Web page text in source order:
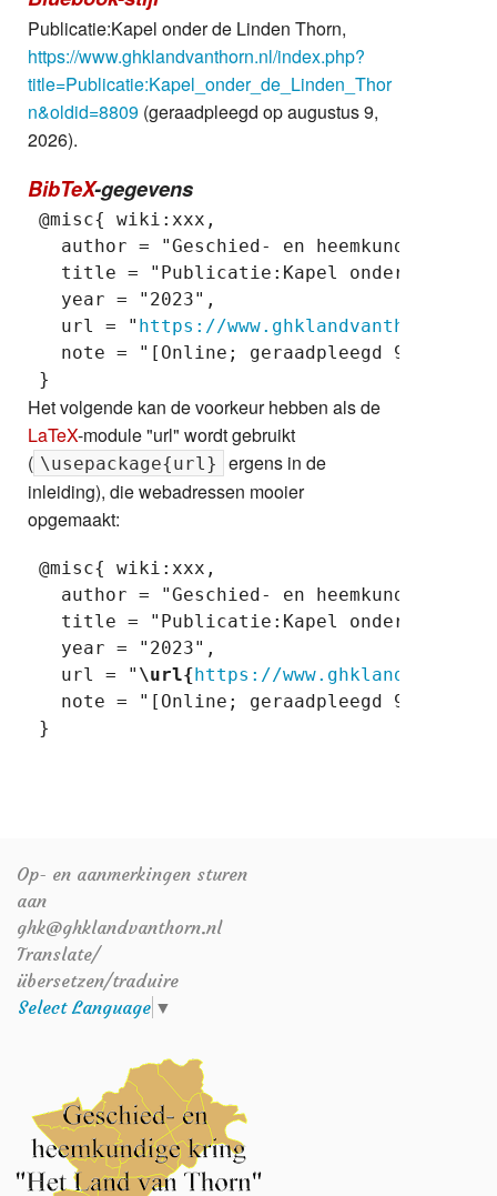
Publicatie:Kapel onder de Linden Thorn,
https://www.ghklandvanthorn.nl/index.php?
title=Publicatie:Kapel_onder_de_Linden_Thor
n&oldid=8809 (geraadpleegd op augustus 9,
2026).
BibTeX-gegevens
@misc{ wiki:xxx,
author = "Geschied- en heemkundige
title = "Publicatie:Kapel onder de
   year = "2023",
   url = "
https://www.ghklandvanthorn.nl/
note = "[Online; geraadpleegd 9-
Het volgende kan de voorkeur hebben als de
LaTeX-module "url" wordt gebruikt
( \usepackage{url}
ergens in de
inleiding), die webadressen mooier
opgemaakt:
@misc{ wiki:xxx,
author = "Geschied- en heemkundige
title = "Publicatie:Kapel onder de
   year = "2023",
   url = "
\url{https://
note = "[Online; geraadpleegd 9-
Op- en aanmerkingen sturen
aan
ghk@ghklandvanthorn.nl
Translate/
übersetzen/traduire
Select Language ▼